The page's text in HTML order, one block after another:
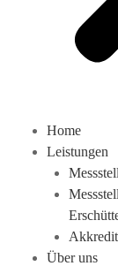
Home
Leistungen
Über uns